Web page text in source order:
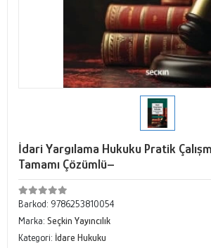
İdari Yargılama Hukuku Pratik
Tamamı Çözümlü–
Barkod: 9786253810054
Marka: Seçkin Yayıncılık
Kategori: İdare Hukuku